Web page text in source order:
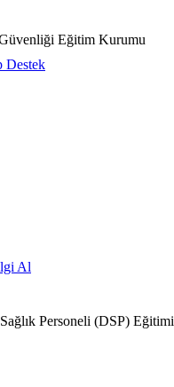
Eğitim Kurumu
Destek
Al
Personeli (DSP) Eğitimi